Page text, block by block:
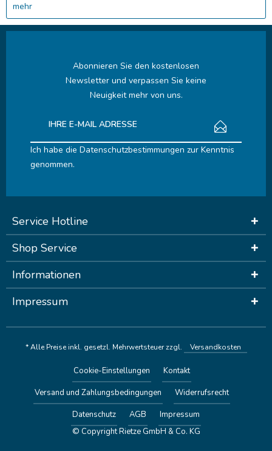
mehr
Abonnieren Sie den kostenlosen
Newsletter und verpassen Sie keine
Neuigkeit mehr von uns.
Ich habe die Datenschutzbestimmungen zur Kenntnis
genommen.
Service Hotline
Shop Service
Informationen
Impressum
* Alle Preise inkl. gesetzl. Mehrwertsteuer zzgl. Versandkosten
Cookie-Einstellungen
Kontakt
Versand und Zahlungsbedingungen
Widerrufsrecht
Datenschutz
AGB
Impressum
© Copyright Rietze GmbH & Co. KG